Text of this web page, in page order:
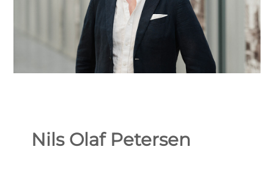
Nils Olaf Petersen